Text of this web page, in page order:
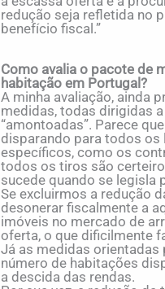
redução seja refletida no
benefício fiscal.”
Como avalia o pacote de
habitação em Portugal?
A minha avaliação, ainda
medidas, todas dirigidas
“amontoadas”. Parece
disparando para todos os
específicos, como os
todos os tiros são
sucede quando se legisla
Se excluirmos a redução
desonerar fiscalmente a
imóveis no mercado de
oferta, o que dificilmente
Já as medidas orientadas
número de habitações
a descida das rendas.